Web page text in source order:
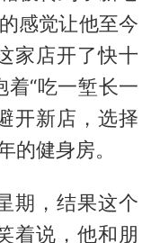
感觉让他至今
家店开了快十
着“吃一堑长一
开新店，选择
的健身房。
期，结果这个
着说，他和朋